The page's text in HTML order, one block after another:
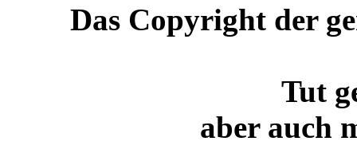
Das Copyright der
Tut
aber auch